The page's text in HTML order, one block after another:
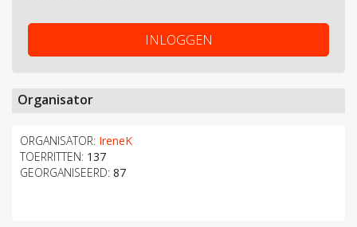
INLOGGEN
Organisator
ORGANISATOR: IreneK
TOERRITTEN: 137
GEORGANISEERD: 87